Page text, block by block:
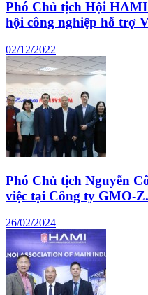
Phó Chủ tịch Hội
hội công nghiệp hỗ trợ
02/12/2022
Phó Chủ tịch Nguyễn
việc tại Công ty GMO-
26/02/2024